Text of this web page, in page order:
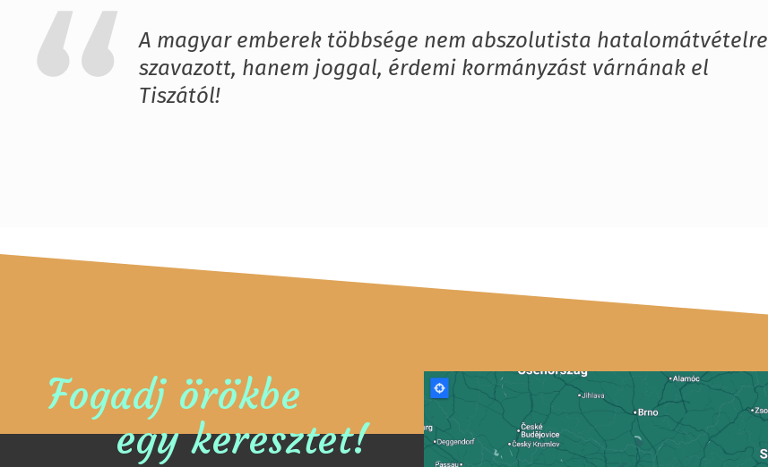
A magyar emberek többsége nem abszolutista hatalomátvételre
szavazott, hanem joggal, érdemi kormányzást várnának el
Tiszától!
Fogadj örökbe
egy keresztet!